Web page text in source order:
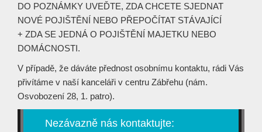
DO POZNÁMKY UVEĎTE, ZDA CHCETE SJEDNAT
NOVÉ POJIŠTĚNÍ NEBO PŘEPOČÍTAT STÁVAJÍCÍ
+ ZDA SE JEDNÁ O POJIŠTĚNÍ MAJETKU NEBO
DOMÁCNOSTI.
V případě, že dáváte přednost osobnímu kontaktu, rádi Vás
přivítáme v naší kanceláři v centru Zábřehu (nám.
Osvobození 28, 1. patro).
Nezávazně nás kontaktujte: